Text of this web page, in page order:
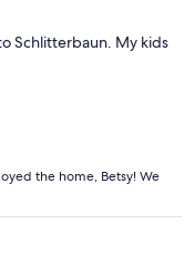
Schlitterbaun. My kids
the home, Betsy! We